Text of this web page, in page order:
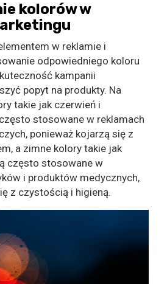
kolorów w
w reklamie i
odpowiedniego koloru
kampanii
popyt na produkty. Na
takie jak czerwień i
stosowane w reklamach
ponieważ kojarzą się z
a zimne kolory takie jak
często stosowane w
i produktów medycznych,
z czystością i higieną.